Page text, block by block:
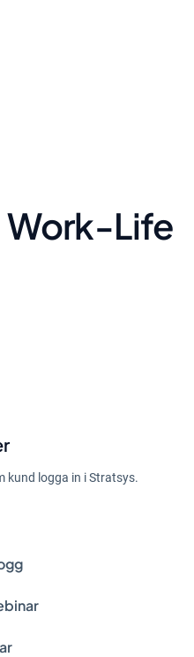
kund logga in i Stratsys.
Work-Life